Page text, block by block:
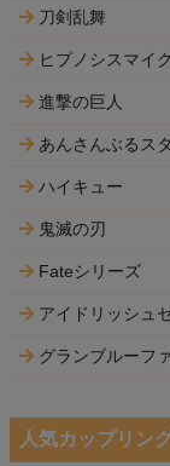
刀剣乱舞
ヒプノシスマイク
進撃の巨人
あんさんぶるス
ハイキュー
鬼滅の刃
Fateシリーズ
アイドリッシュ
グランブルーフ
人気カップリン